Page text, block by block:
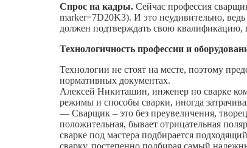
Спрос на кадры. Сейчас профессия
marker=7D20K3). И это неудивительно,
должен подтверждать свою квалификацию,
Технологичность профессии и
Технологии не стоят на месте, поэтому
нормативных документах.
Алексей Никиташин, инженер по сварке
режимы и способы сварки, иногда
— Сварщик – это без преувеличения,
положительная, бывает отрицательная
сварке под мастера подбирается
сварку, постепенно подбирая самый